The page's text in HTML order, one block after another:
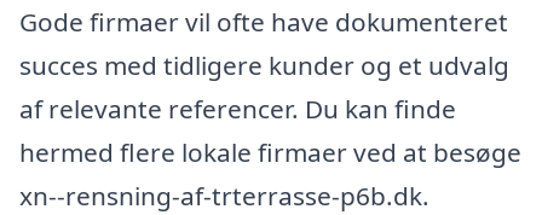
Gode firmaer vil ofte have dokumenteret
succes med tidligere kunder og et udvalg
af relevante referencer. Du kan finde
hermed flere lokale firmaer ved at besøge
xn--rensning-af-trterrasse-p6b.dk.